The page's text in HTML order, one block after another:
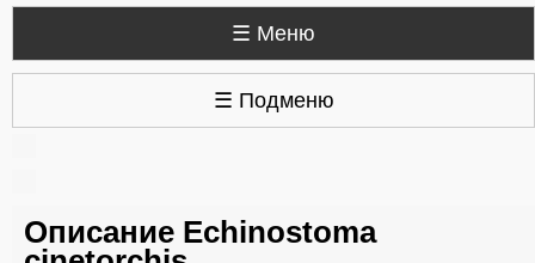
☰ Меню
☰ Подменю
Описание Echinostoma